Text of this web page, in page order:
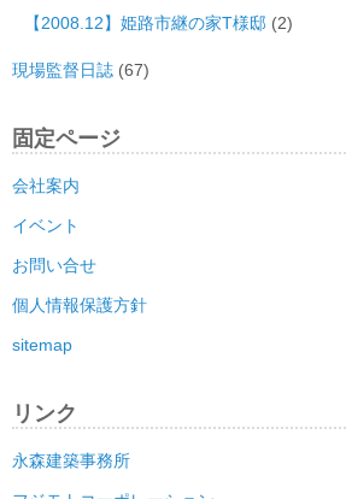
【2008.12】姫路市継の家T様邸 (2)
現場監督日誌 (67)
固定ページ
会社案内
イベント
お問い合せ
個人情報保護方針
sitemap
リンク
永森建築事務所